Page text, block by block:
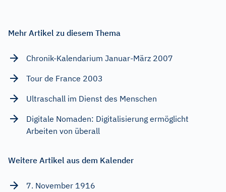
Mehr Artikel zu diesem Thema
Chronik-Kalendarium Januar-März 2007
Tour de France 2003
Ultraschall im Dienst des Menschen
Digitale Nomaden: Digitalisierung ermöglicht
Arbeiten von überall
Weitere Artikel aus dem Kalender
7. November 1916